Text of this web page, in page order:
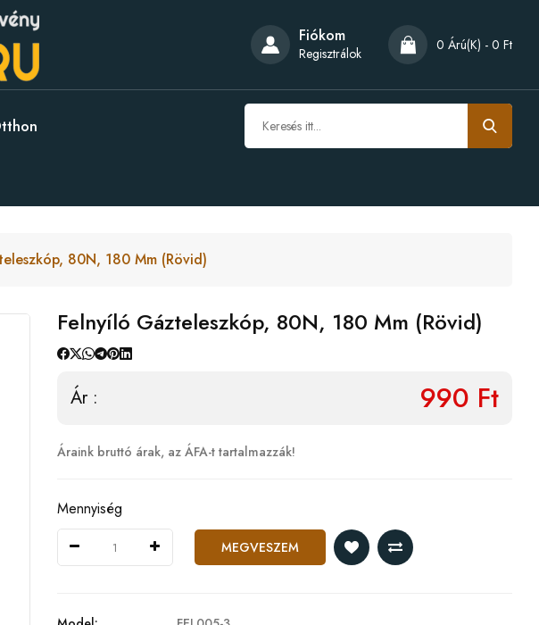
Fiókom
Regisztrálok 0 Árú(k) - 0 Ft
80N, 180 Mm (rövid)
Felnyíló Gázteleszkóp, 80N, 180 Mm (rövid)
Ár : 990 Ft
Áraink bruttó árak, az ÁFA-t tartalmazzák!
Mennyiség
MEGVESZEM